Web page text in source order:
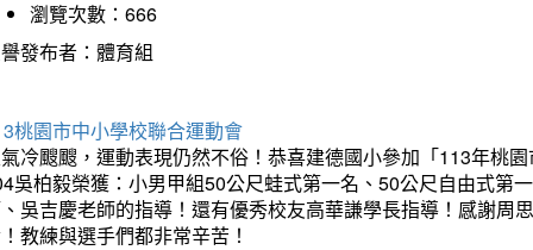
瀏覽次數：666
發布者：體育組
桃園市中小學校聯合運動會
冷颼颼，運動表現仍然不俗！恭喜建德國小參加「113年桃
吳柏毅榮獲：小男甲組50公尺蛙式第一名、50公尺自由式第
吳吉慶老師的指導！還有優秀校友高華謙學長指導！感謝周
教練與選手們都非常辛苦！